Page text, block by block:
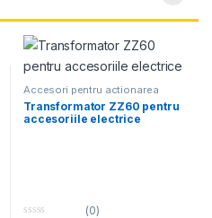
Accesori pentru actionarea
electrica
Transformator ZZ60 pentru
accesoriile electrice
(0)